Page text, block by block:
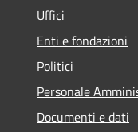
Uffici
Enti e fondazioni
Politici
Personale
Documenti e dati